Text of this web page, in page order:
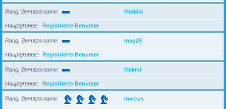
Rang, Benutzername Madala
Hauptgruppe Registrierte Benutzer
Rang, Benutzername mag29
Hauptgruppe Registrierte Benutzer
Rang, Benutzername Makmi
Hauptgruppe Registrierte Benutzer
Rang, Benutzername marcus